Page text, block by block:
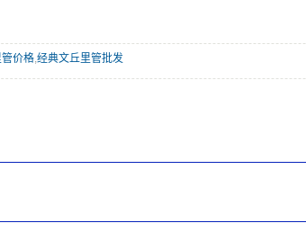
价格,经典文丘里管批发